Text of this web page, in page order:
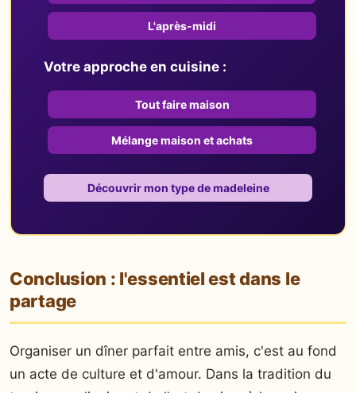
L'après-midi
Votre approche en cuisine :
Tout faire maison
Mélange maison et achats
Découvrir mon type de madeleine
Conclusion : l'essentiel est dans le
partage
Organiser un dîner parfait entre amis, c'est au fond
un acte de culture et d'amour. Dans la tradition du